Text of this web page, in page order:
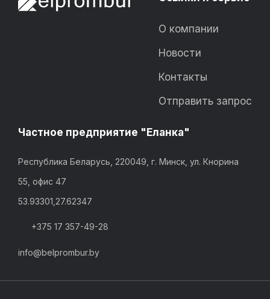
О компании
Новости
Контакты
Отправить запрос
Частное предприятие "Еланка"
Республика Беларусь, 220049, г. Минск, ул. Кнорина
55, офис 47
53.93301,27.62347
+375 17 357-49-28
info@belprombur.by